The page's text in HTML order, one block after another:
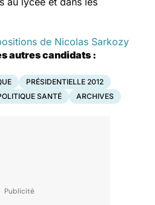
de Nicolas Sarkozy
autres candidats :
PRÉSIDENTIELLE 2012
SANTÉ ARCHIVES